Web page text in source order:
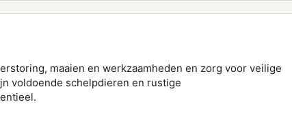
maaien en werkzaamheden en zorg voor veilige
voldoende schelpdieren en rustige